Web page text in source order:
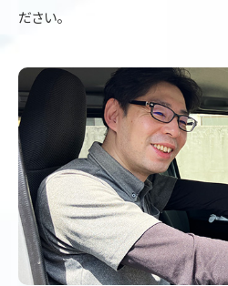
ださい。